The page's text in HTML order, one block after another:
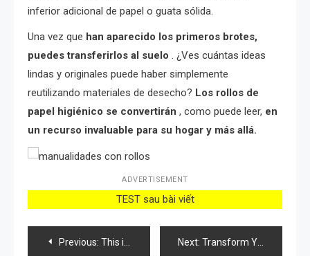
inferior adicional de papel o guata sólida.
Una vez que han aparecido los primeros brotes,
puedes transferirlos al suelo . ¿Ves cuántas ideas
lindas y originales puede haber simplemente
reutilizando materiales de desecho? Los rollos de
papel higiénico se convertirán , como puede leer, en
un recurso invaluable para su hogar y más allá.
ADVERTISEMENT
TEST sau bài viết
PostPrevious: This item you usually throw in the trash is very useful against slugs and snails Next: Transform Your Room into a Blooming Garden with Just One Spoonful of This Recharge!